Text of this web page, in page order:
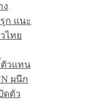
ง
ก แนะ
ไทย
วแทน
ผนึก
ดตัว